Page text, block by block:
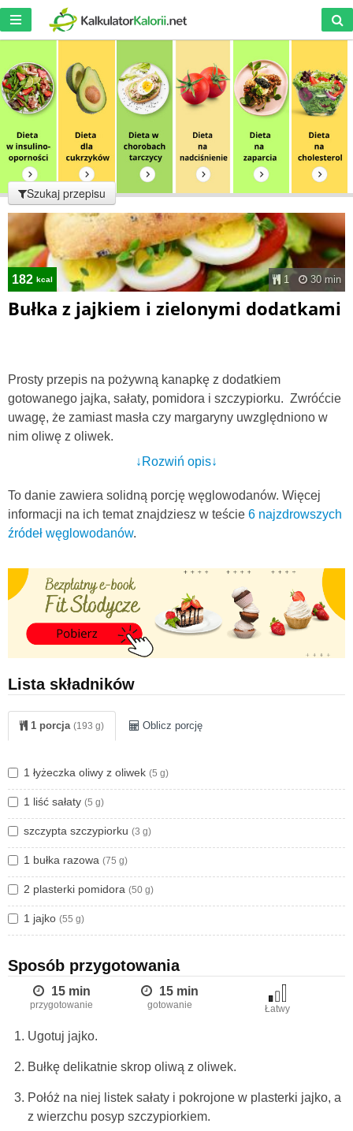
Szukaj przepisu
182 kcal 1 30 min
Bułka z jajkiem i zielonymi dodatkami
Prosty przepis na pożywną kanapkę z dodatkiem
gotowanego jajka, sałaty, pomidora i szczypiorku. Zwróćcie
uwagę, że zamiast masła czy margaryny uwzględniono w
nim oliwę z oliwek.
Wysokiej jakości oliwa to niezwykle cenny produkt i
jednonienasyconych kwasów tłuszczów, w tym przede
wszystkim kwasu oleinowego. Ten rodzaj tłuszczu zalecany
jest szczególnie w schorzeniach układu sercowo -
"złego" cholesterolu. Poza oliwą z oliwek, w dużych
ilościach znajduje się także w oleju rzepakowym.
Oliwa zawiera również sporą dawkę witaminy E, która
często nazywana jest witaminą płodności lub młodości. Jest
antyoksydacyjnych, co oznacza, że chroni organizm przed
również działania przeciwkrzepliwe.
↓Rozwiń opis↓
To danie zawiera solidną porcję węglowodanów. Więcej
informacji na ich temat znajdziesz w teście 6 najzdrowszych
źródeł węglowodanów.
Lista składników
1 porcja (193 g) Oblicz porcję
1 łyżeczka oliwy z oliwek (5 g)
1 liść sałaty (5 g)
szczypta szczypiorku (3 g)
1 bułka razowa (75 g)
2 plasterki pomidora (50 g)
1 jajko (55 g)
Sposób przygotowania
15 min
przygotowanie
15 min
gotowanie Łatwy
Ugotuj jajko.
Bułkę delikatnie skrop oliwą z oliwek.
Połóż na niej listek sałaty i pokrojone w plasterki jajko, a
z wierzchu posyp szczypiorkiem.